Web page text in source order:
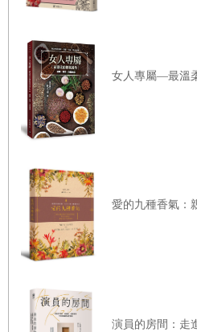
．純正薰衣草
．山雞椒
．甜茴香
．黑胡椒
胃輪療癒配方及使用方式
釋放情緒的療方──撫觸按摩
Chapter5樂的情緒
對於樂，如何聽它說、享受它？
面對快樂－活化心輪的精油植物
女人專屬—最溫
愛的九種香氣：
演員的房間：走